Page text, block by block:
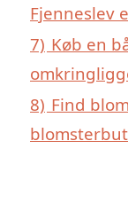
Fjenneslev
7) Køb en
8) Find